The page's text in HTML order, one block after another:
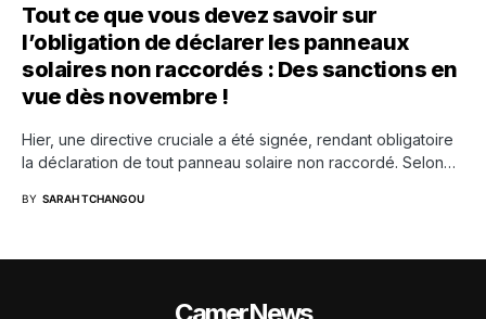
Tout ce que vous devez savoir sur
l’obligation de déclarer les panneaux
solaires non raccordés : Des sanctions en
vue dès novembre !
Hier, une directive cruciale a été signée, rendant obligatoire
la déclaration de tout panneau solaire non raccordé. Selon…
BY SARAH TCHANGOU